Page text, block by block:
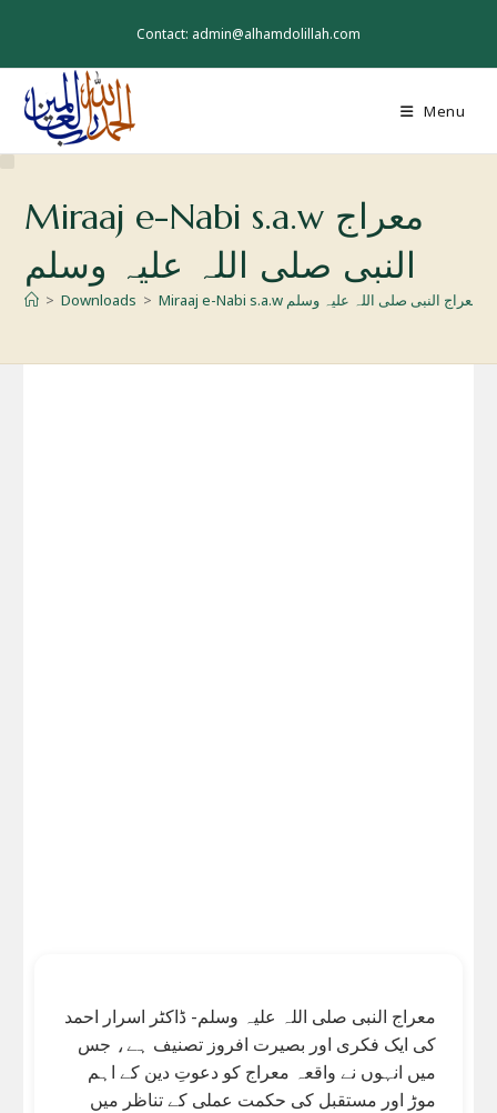
Contact: admin@alhamdolillah.com
Menu
Miraaj e-Nabi s.a.w معراج
النبی صلی اللہ علیہ وسلم
> Downloads > Miraaj e-Nabi s.a.w معراج النبی صلی اللہ علیہ وسلم
معراج النبی صلی اللہ علیہ وسلم- ڈاکٹر اسرار احمد
کی ایک فکری اور بصیرت افروز تصنیف ہے، جس
میں انہوں نے واقعہ معراج کو دعوتِ دین کے اہم
موڑ اور مستقبل کی حکمت عملی کے تناظر میں